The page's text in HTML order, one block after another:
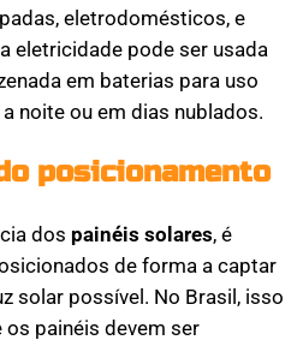
eletrodomésticos, e
eletricidade pode ser usada
em baterias para uso
noite ou em dias nublados.
posicionamento
dos painéis solares, é
de forma a captar
solar possível. No Brasil, isso
painéis devem ser